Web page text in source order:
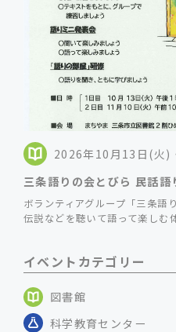
2026年10月13日(火)
三条語りの会とびら 民話語
ボランティアグループ「三条
伝説などを聴いて語って楽しむ
イベントカテゴリー
図書館
科学教育センター